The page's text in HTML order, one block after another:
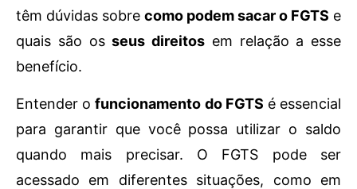
têm dúvidas sobre como podem sacar o FGTS e
quais são osseus direitos em relação a esse
benefício.
Entender ofuncionamento do FGTS é essencial
para garantir que você possa utilizar o saldo
quando mais precisar. O FGTS pode ser
acessado em diferentes situações, como em